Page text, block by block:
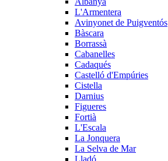
L'Armentera
Avinyonet de Puigventós
Bàscara
Borrassà
Cabanelles
Cadaqués
Castelló d'Empúries
Cistella
Darnius
Figueres
Fortià
L'Escala
La Jonquera
La Selva de Mar
Lladó